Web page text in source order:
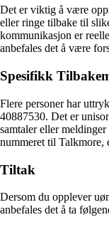
Det er viktig å være
eller ringe tilbake til
kommunikasjon er
anbefales det å være
Spesifikk
Flere personer har
40887530. Det er
samtaler eller
nummeret til Talkmore,
Tiltak
Dersom du opplever
anbefales det å ta